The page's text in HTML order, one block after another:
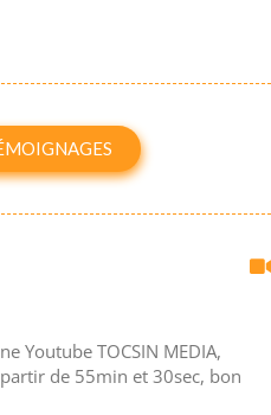
Youtube TOCSIN MEDIA,
de 55min et 30sec, bon